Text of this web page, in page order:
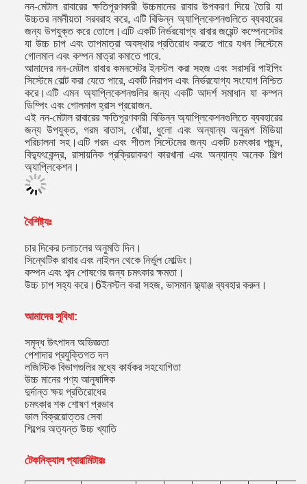
নন-মেটাল রাবারের ক্ষতিপূরণকারী উচ্চমানের রাবার উপকরণ দিয়ে তৈরি যা
উচ্চতর নমনীয়তা সরবরাহ করে, এটি বিভিন্ন অ্যাপ্লিকেশনগুলিতে ব্যবহারের
জন্য উপযুক্ত করে তোলে।এটি একটি নির্ভরযোগ্য রাবার জয়েন্ট কম্পেনসেটর
যা উচ্চ চাপ এবং তাপমাত্রা অবস্থার প্রতিরোধ করতে পারে যখন সিস্টেমে
গোলমাল এবং কম্পন মাত্রা কমাতে পারে.
আমাদের নন-মেটাল রাবার কমনসেটর ইনস্টল করা সহজ এবং সরাসরি পাইপিং
সিস্টেমে বোল্ট করা যেতে পারে, একটি নিরাপদ এবং নির্ভরযোগ্য সংযোগ নিশ্চিত
করে।এটি এমন অ্যাপ্লিকেশনগুলির জন্য একটি আদর্শ সমাধান যা কম্পন
ডিম্পিং এবং গোলমাল হ্রাস প্রয়োজন.
এই নন-মেটাল রাবারের ক্ষতিপূরণকারী বিভিন্ন অ্যাপ্লিকেশনগুলিতে ব্যবহারের
জন্য উপযুক্ত, গরম বাতাস, ধোঁয়া, ধুলো এবং অন্যান্য অনুরূপ মিডিয়া
পরিচালনা সহ।এটি গরম এবং শীতল সিস্টেমের জন্য একটি চমৎকার পছন্দ,
বিদ্যুৎকেন্দ্র, রাসায়নিক প্রক্রিয়াকরণ কারখানা এবং অন্যান্য অনেক শিল্প
অ্যাপ্লিকেশন।
বৈশিষ্ট্যঃ
চার দিকের চলাচলের অনুমতি দিন।
সিন্থেটিক রাবার এবং নাইলন থেকে নির্ভুল মোল্ডিং।
কম্পন এবং শব্দ শোষণের জন্য চমৎকার ক্ষমতা।
উচ্চ চাপ সহ্য করে।6ইনস্টল করা সহজ, ভাসমান ফ্ল্যাঞ্জ ব্যবহার করুন।
আমাদের সুবিধা:
সমৃদ্ধ উৎপাদন অভিজ্ঞতা
পেশাদার প্রযুক্তিগত দল
লজিস্টিক বিভাগগুলির মধ্যে কার্যকর সহযোগিতা
উচ্চ মানের পণ্য আনুষাঙ্গিক
দুর্দান্ত ক্ষয় প্রতিরোধের
চমৎকার শক শোষণ প্রভাব
ভাল বিক্রয়োত্তর সেবা
শিল্পের অত্যন্ত উচ্চ খ্যাতি
টেকনিক্যাল প্যারামিটারঃ